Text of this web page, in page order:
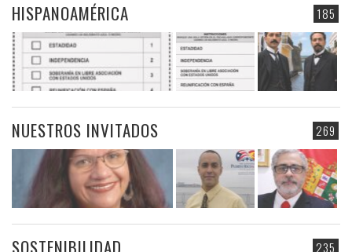
185
HISPANOAMÉRICA
269
NUESTROS INVITADOS
235
SOSTENIBILIDAD